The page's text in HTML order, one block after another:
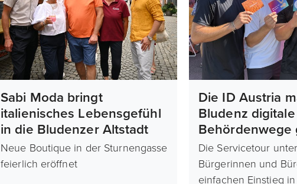
Sabi Moda bringt
italienisches Lebensgefühl
in die Bludenzer Altstadt
Neue Boutique in der Sturnengasse
feierlich eröffnet
Die ID Austria
Bludenz digitale
Behördenwege
Die Servicetour
Bürgerinnen und
einfachen Einstieg